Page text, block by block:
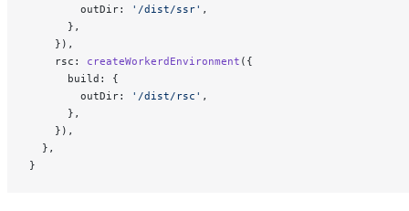
        outDir:
'/dist/ssr' ,
      },
    }),
    rsc:
createWorkerdEnvironment ({
      build: {
        outDir:
'/dist/rsc' ,
      },
    }),
  },
}